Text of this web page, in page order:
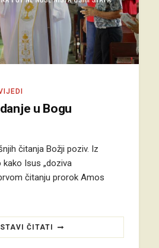
u Bogu
čitanja Božji poziv. Iz
Isus „doziva
čitanju prorok Amos
ČITATI